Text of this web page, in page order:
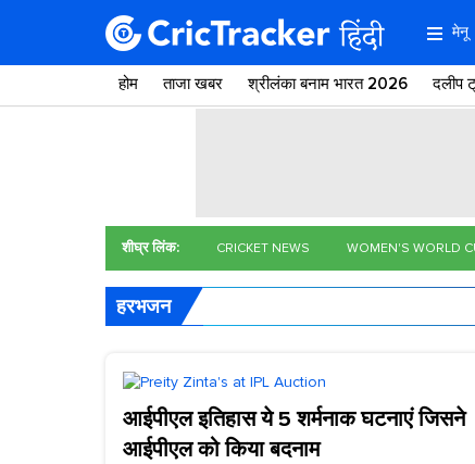
मेनू
होम ताजा खबर श्रीलंका बनाम भारत 2026 दलीप
शीघ्र लिंक: CRICKET NEWS WOMEN'S WORLD
हरभजन
आईपीएल इतिहास ये 5 शर्मनाक घटनाएं जिसने
आईपीएल को किया बदनाम